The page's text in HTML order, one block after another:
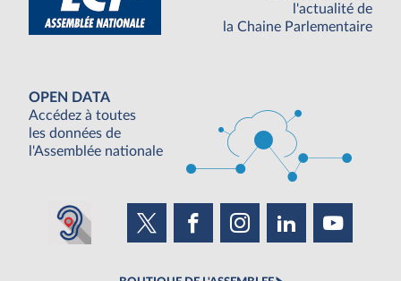
l'actualité de
la Chaine Parlementaire
OPEN DATA
Accédez à toutes
les données de
l'Assemblée nationale